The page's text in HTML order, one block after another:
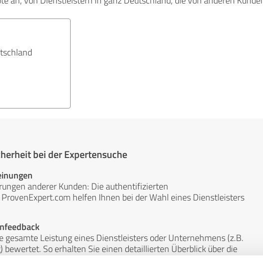
bei der Expertensuche
anderer Kunden: Die authentifizierten
helfen Ihnen bei der Wahl eines Dienstleisters
gesamte Leistung eines Dienstleisters oder Unternehmens (z.B.
bewertet. So erhalten Sie einen detaillierten Überblick über die